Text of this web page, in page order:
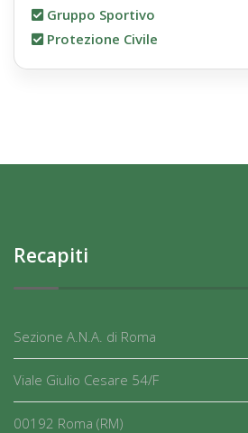
Gruppo Sportivo
Protezione Civile
Recapiti
Sezione A.N.A. di Roma
Viale Giulio Cesare 54/F
00192 Roma (RM)